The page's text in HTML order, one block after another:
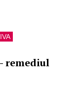
remediul